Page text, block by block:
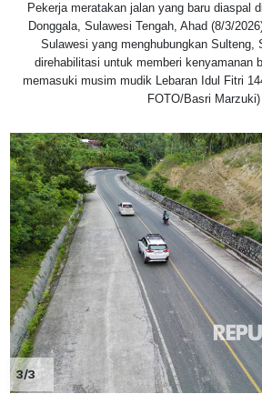
Pekerja meratakan jalan yang baru diaspal
Donggala, Sulawesi Tengah, Ahad (8/3/
Sulawesi yang menghubungkan Sulteng,
direhabilitasi untuk memberi kenyamanan
memasuki musim mudik Lebaran Idul Fitri
FOTO/Basri Marzuki)
3/3